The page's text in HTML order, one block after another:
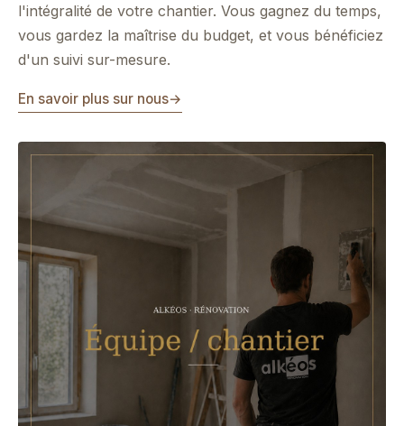
l'intégralité de votre chantier. Vous gagnez du temps,
vous gardez la maîtrise du budget, et vous bénéficiez
d'un suivi sur-mesure.
En savoir plus sur nous→